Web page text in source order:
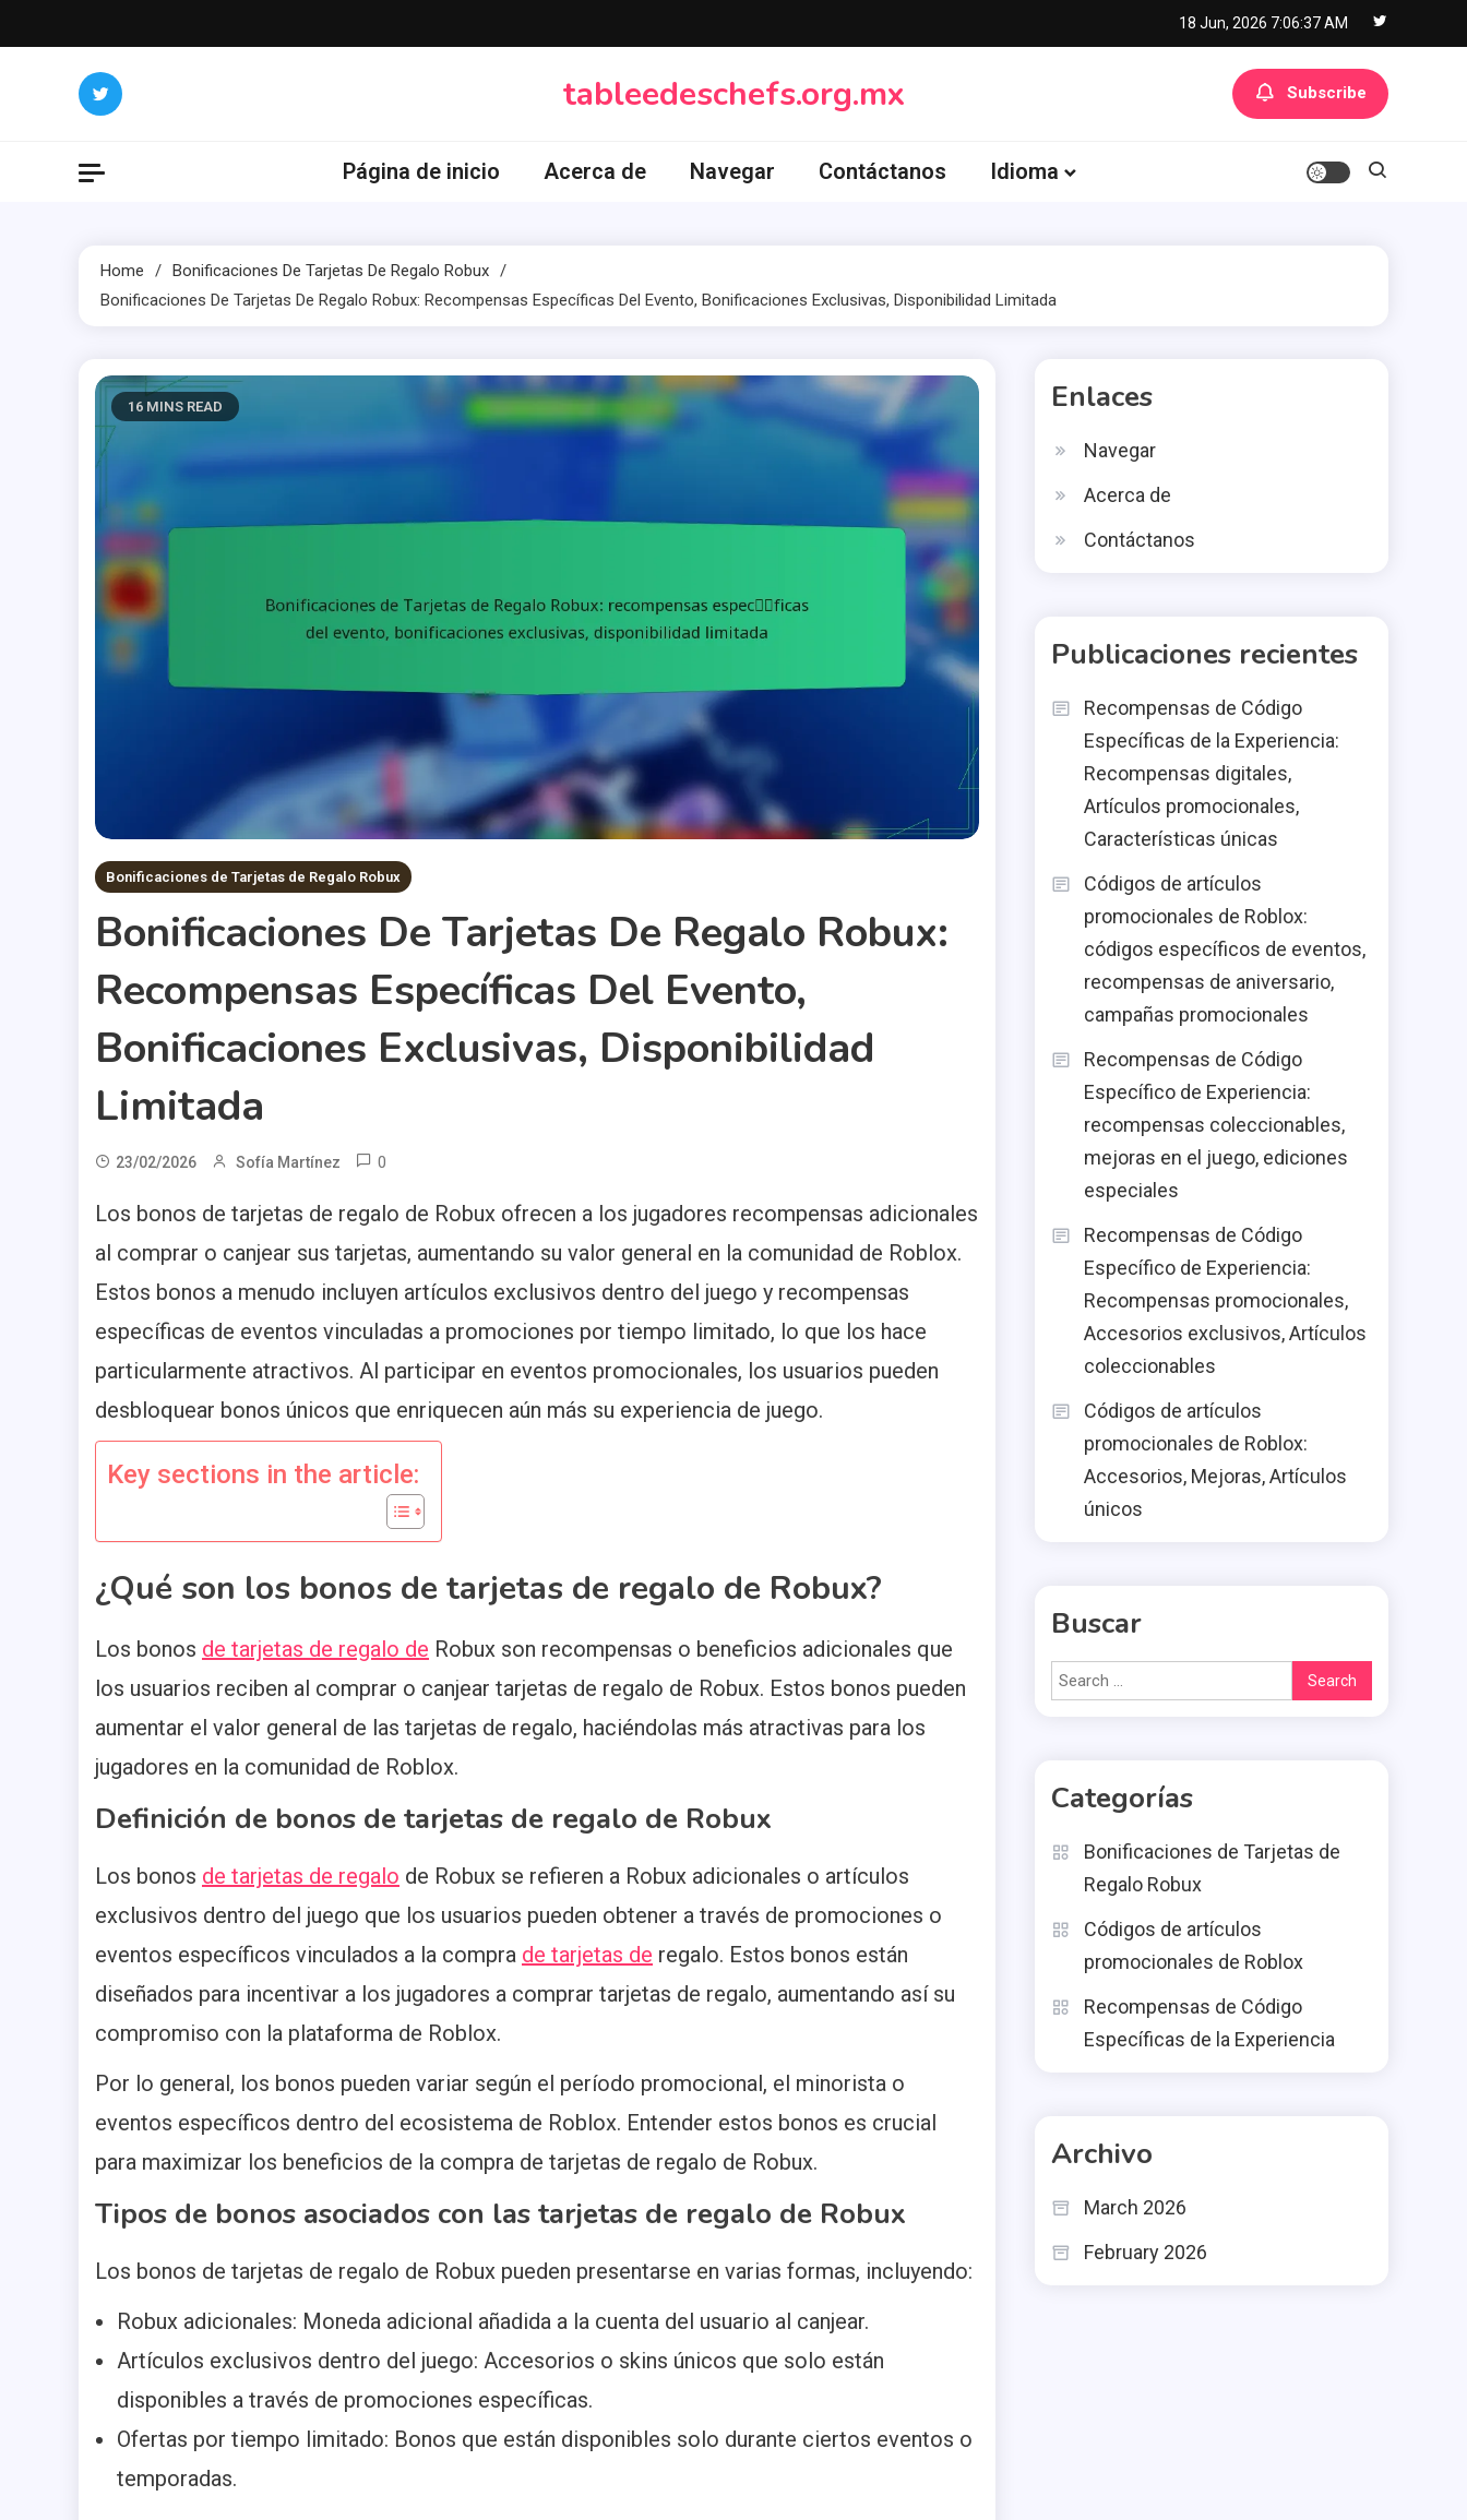
to
18 Jun, 2026 7:06:38 AM
tableedeschefs.org.mx Subscribe
Página de inicio Acerca de Navegar Contáctanos Idioma
Home
Bonificaciones De Tarjetas De Regalo Robux
Bonificaciones De Tarjetas De Regalo Robux: Recompensas Específicas Del Evento, Bonificaciones Exclusivas, Disponibilidad Limitada
16 MINS READ
Bonificaciones de Tarjetas de Regalo Robux
Bonificaciones De Tarjetas De Regalo Robux:
Recompensas Específicas Del Evento,
Bonificaciones Exclusivas, Disponibilidad
Limitada
23/02/2026 Sofía Martínez 0
Los bonos de tarjetas de regalo de Robux ofrecen a los jugadores recompensas adicionales
al comprar o canjear sus tarjetas, aumentando su valor general en la comunidad de Roblox.
Estos bonos a menudo incluyen artículos exclusivos dentro del juego y recompensas
específicas de eventos vinculadas a promociones por tiempo limitado, lo que los hace
particularmente atractivos. Al participar en eventos promocionales, los usuarios pueden
desbloquear bonos únicos que enriquecen aún más su experiencia de juego.
Key sections in the article:
¿Qué son los bonos de tarjetas de regalo de Robux?
Los bonos de tarjetas de regalo de Robux son recompensas o beneficios adicionales que
los usuarios reciben al comprar o canjear tarjetas de regalo de Robux. Estos bonos pueden
aumentar el valor general de las tarjetas de regalo, haciéndolas más atractivas para los
jugadores en la comunidad de Roblox.
Definición de bonos de tarjetas de regalo de Robux
Los bonos de tarjetas de regalo de Robux se refieren a Robux adicionales o artículos
exclusivos dentro del juego que los usuarios pueden obtener a través de promociones o
eventos específicos vinculados a la compra de tarjetas de regalo. Estos bonos están
diseñados para incentivar a los jugadores a comprar tarjetas de regalo, aumentando así su
compromiso con la plataforma de Roblox.
Por lo general, los bonos pueden variar según el período promocional, el minorista o
eventos específicos dentro del ecosistema de Roblox. Entender estos bonos es crucial
para maximizar los beneficios de la compra de tarjetas de regalo de Robux.
Tipos de bonos asociados con las tarjetas de regalo de Robux
Los bonos de tarjetas de regalo de Robux pueden presentarse en varias formas, incluyendo:
Robux adicionales: Moneda adicional añadida a la cuenta del usuario al canjear.
Artículos exclusivos dentro del juego: Accesorios o skins únicos que solo están
disponibles a través de promociones específicas.
Ofertas por tiempo limitado: Bonos que están disponibles solo durante ciertos eventos o
temporadas.
Enlaces
Navegar
Acerca de
Contáctanos
Publicaciones recientes
Recompensas de Código
Específicas de la Experiencia:
Recompensas digitales,
Artículos promocionales,
Características únicas
Códigos de artículos
promocionales de Roblox:
códigos específicos de eventos,
recompensas de aniversario,
campañas promocionales
Recompensas de Código
Específico de Experiencia:
recompensas coleccionables,
mejoras en el juego, ediciones
especiales
Recompensas de Código
Específico de Experiencia:
Recompensas promocionales,
Accesorios exclusivos, Artículos
coleccionables
Códigos de artículos
promocionales de Roblox:
Accesorios, Mejoras, Artículos
únicos
Buscar
Search
for:
Categorías
Bonificaciones de Tarjetas de
Regalo Robux
Códigos de artículos
promocionales de Roblox
Recompensas de Código
Específicas de la Experiencia
Archivo
March 2026
February 2026